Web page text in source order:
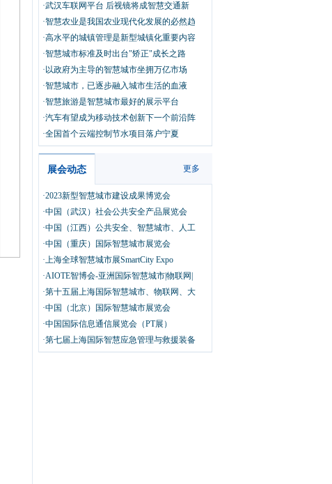
·武汉车联网平台 后视镜将成智慧交通新
·智慧农业是我国农业现代化发展的必然趋
·高水平的城镇管理是新型城镇化重要内容
·智慧城市标准及时出台"矫正"成长之路
·以政府为主导的智慧城市坐拥万亿市场
·智慧城市，已逐步融入城市生活的血液
·智慧旅游是智慧城市最好的展示平台
·汽车有望成为移动技术创新下一个前沿阵
·全国首个云端控制节水项目落户宁夏
展会动态 更多
·2023新型智慧城市建设成果博览会
·中国（武汉）社会公共安全产品展览会
·中国（江西）公共安全、智慧城市、人工
·中国（重庆）国际智慧城市展览会
·上海全球智慧城市展SmartCity Expo
·AIOTE智博会-亚洲国际智慧城市|物联网|
·第十五届上海国际智慧城市、物联网、大
·中国（北京）国际智慧城市展览会
·中国国际信息通信展览会（PT展）
·第七届上海国际智慧应急管理与救援装备